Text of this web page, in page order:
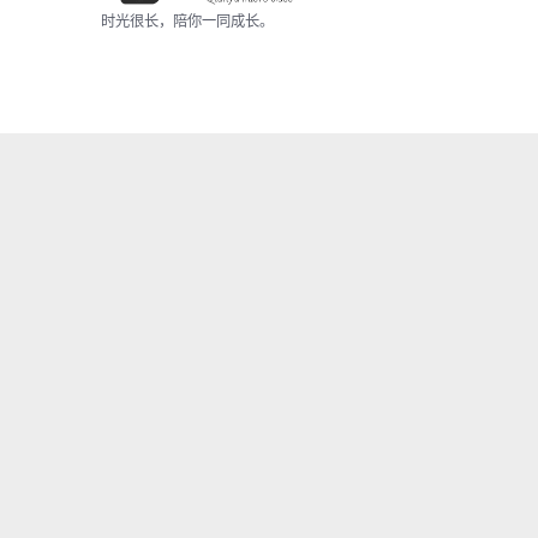
时光很长，陪你一同成长。